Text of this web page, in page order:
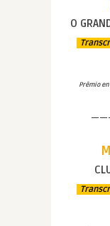
O
Prêmio